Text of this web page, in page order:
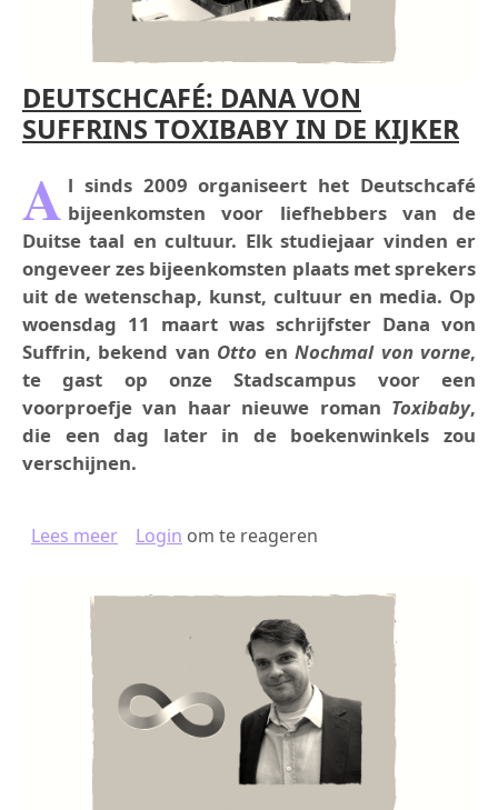
DEUTSCHCAFÉ: DANA VON
SUFFRINS TOXIBABY IN DE KIJKER
A l sinds 2009 organiseert het Deutschcafé
bijeenkomsten voor liefhebbers van de
Duitse taal en cultuur. Elk studiejaar vinden er
ongeveer zes bijeenkomsten plaats met sprekers
uit de wetenschap, kunst, cultuur en media. Op
woensdag 11 maart was schrijfster Dana von
Suffrin, bekend van Otto enNochmal von vorne,
te gast op onze Stadscampus voor een
voorproefje van haar nieuwe roman Toxibaby,
die een dag later in de boekenwinkels zou
verschijnen.
Lees meerover DEUTSCHCAFÉ: DANA VON SUFFRINS
Login om te reageren